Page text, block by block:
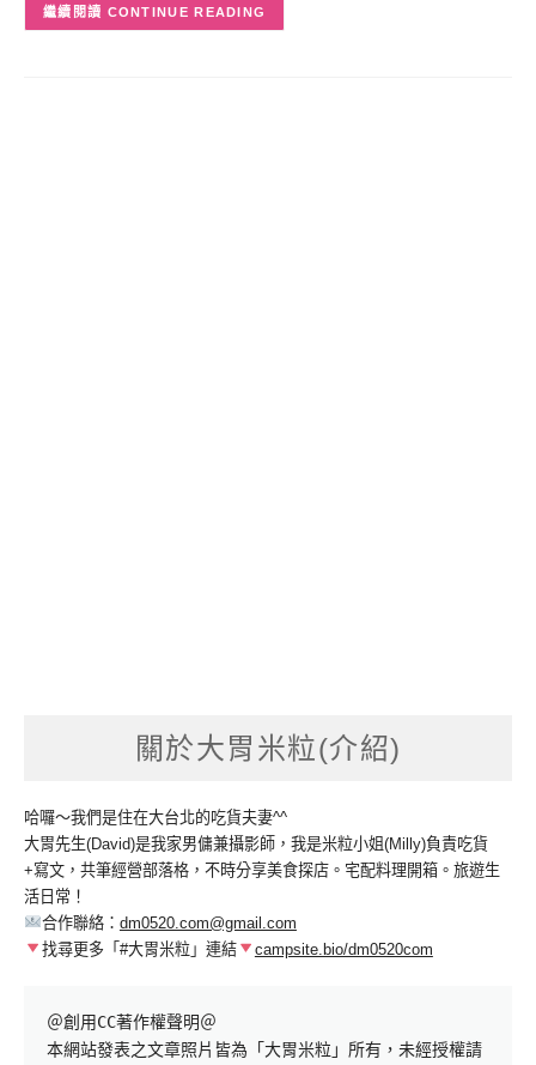
CONTINUE READING
關於大胃米粒(介紹)
哈囉～我們是住在大台北的吃貨夫妻^^
大胃先生(David)是我家男傭兼攝影師，我是米粒小姐(Milly)負責吃貨
+寫文，共筆經營部落格，不時分享美食探店。宅配料理開箱。旅遊生
活日常！
合作聯絡： dm0520.com@gmail.com
找尋更多「#大胃米粒」連結
campsite.bio/dm0520com
＠創用CC著作權聲明＠
本網站發表之文章照片皆為「大胃米粒」所有，未經授權請